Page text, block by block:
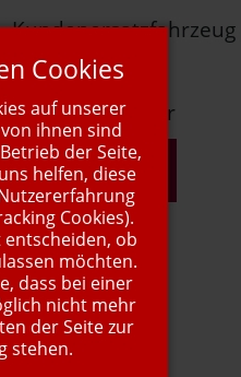
Kundenersatzfahrzeug
Autogas
Young-/Oldtimer
mehr Info
Cookies
auf unserer
ihnen sind
der Seite,
helfen, diese
Cookies).
ob
möchten.
dass bei einer
nicht mehr
der Seite zur
stehen.